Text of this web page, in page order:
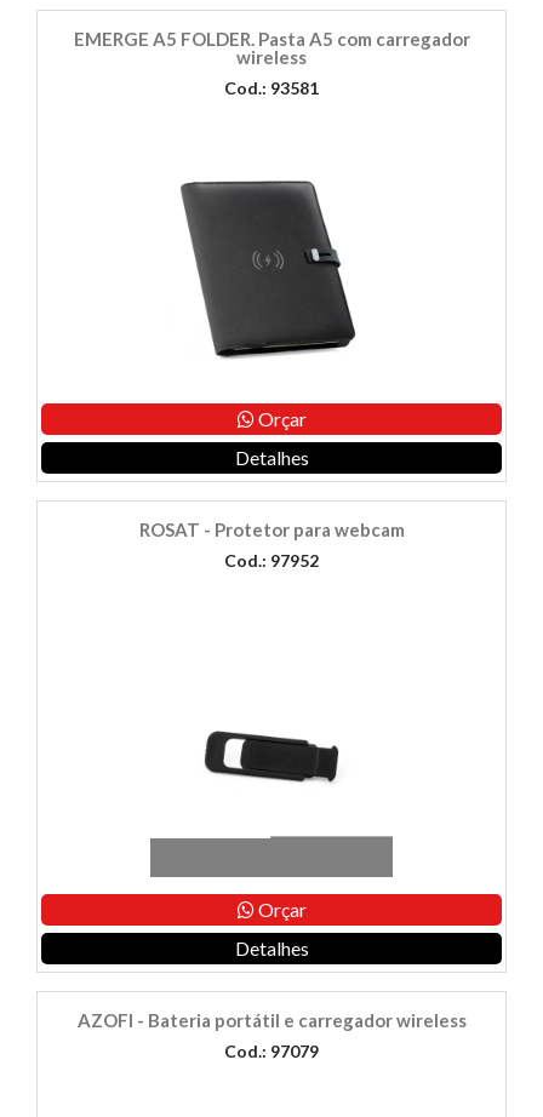
EMERGE A5 FOLDER. Pasta A5 com carregador
wireless
Cod.: 93581
Orçar
Detalhes
ROSAT - Protetor para webcam
Cod.: 97952
Orçar
Detalhes
AZOFI - Bateria portátil e carregador wireless
Cod.: 97079